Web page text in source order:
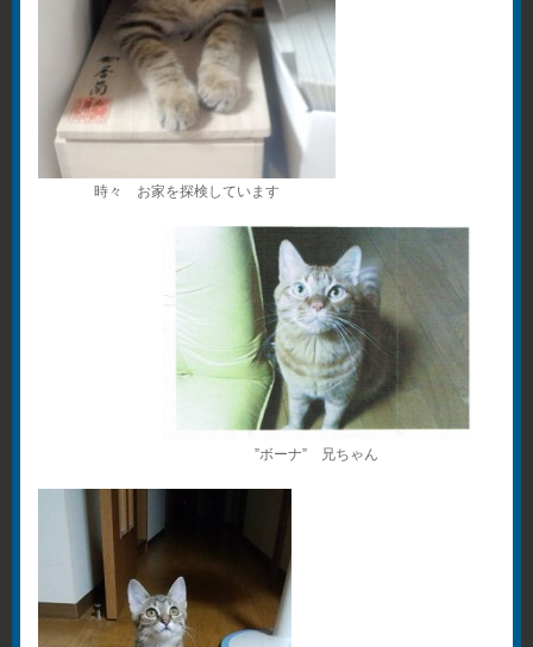
時々 お家を探検しています
”ボーナ” 兄ちゃん